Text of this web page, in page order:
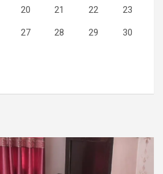
20 21 22 23
27 28 29 30